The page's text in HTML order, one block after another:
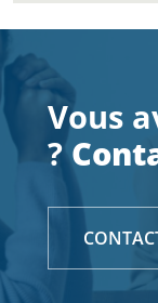
Vous
?